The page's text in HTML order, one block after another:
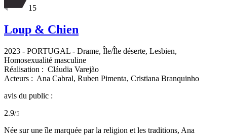
15
Loup & Chien
2023 - PORTUGAL - Drame, Île/Île déserte, Lesbien,
Homosexualité masculine
Réalisation : Cláudia Varejão
Acteurs : Ana Cabral, Ruben Pimenta, Cristiana Branquinho
avis du public :
2.9/5
Née sur une île marquée par la religion et les traditions, Ana